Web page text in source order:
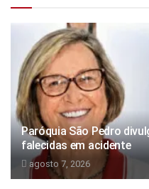
Paróquia São Pedro
falecidas em acidente
agosto 7, 2026